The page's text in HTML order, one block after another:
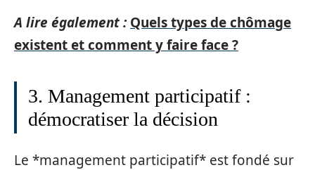
A lire également : Quels types de chômage
existent et comment y faire face ?
3. Management participatif :
démocratiser la décision
Le *management participatif* est fondé sur